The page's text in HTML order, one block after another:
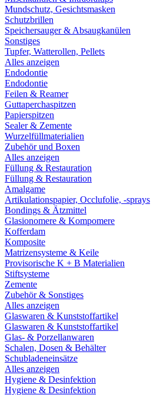
Mundschutz, Gesichtsmasken
Schutzbrillen
Speichersauger & Absaugkanülen
Sonstiges
Tupfer, Watterollen, Pellets
Alles anzeigen
Endodontie
Endodontie
Feilen & Reamer
Guttaperchaspitzen
Papierspitzen
Sealer & Zemente
Wurzelfüllmaterialien
Zubehör und Boxen
Alles anzeigen
Füllung & Restauration
Füllung & Restauration
Amalgame
Artikulationspapier, Occlufolie, -sprays
Bondings & Ätzmittel
Glasionomere & Kompomere
Kofferdam
Komposite
Matrizensysteme & Keile
Provisorische K + B Materialien
Stiftsysteme
Zemente
Zubehör & Sonstiges
Alles anzeigen
Glaswaren & Kunststoffartikel
Glaswaren & Kunststoffartikel
Glas- & Porzellanwaren
Schalen, Dosen & Behälter
Schubladeneinsätze
Alles anzeigen
Hygiene & Desinfektion
Hygiene & Desinfektion